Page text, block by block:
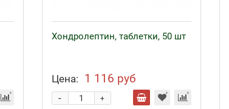
Хондролептин, таблетки, 50 шт
Цена: 1 116 руб
+
-